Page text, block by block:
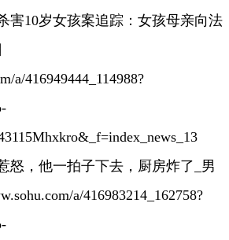
害10岁女孩案追踪：女孩母亲向法
a/416949444_114988?
怒，他一拍子下去，厨房炸了_男
a/416983214_162758?